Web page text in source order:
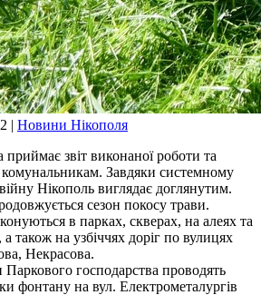
| Новини Нікополя
звіт виконаної роботи та
комунальникам. Завдяки системному
Нікополь виглядає доглянутим.
сезон покосу трави.
в парках, скверах, на алеях та
також на узбіччях доріг по вулицях
Некрасова.
господарства проводять
фонтану на вул. Електрометалургів